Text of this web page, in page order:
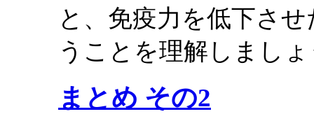
と、免疫力を低下さ
うことを理解しまし
まとめ その2